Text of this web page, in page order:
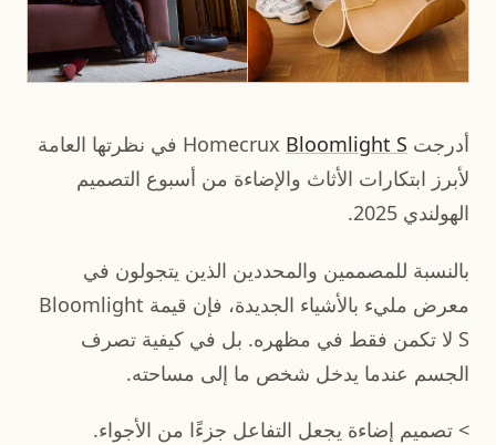
أدرجت Homecrux Bloomlight S
في نظرتها العامة
لأبرز ابتكارات الأثاث والإضاءة من أسبوع التصميم
الهولندي 2025.
بالنسبة للمصممين والمحددين الذين يتجولون في
معرض مليء بالأشياء الجديدة، فإن قيمة Bloomlight
S لا تكمن فقط في مظهره. بل في كيفية تصرف
الجسم عندما يدخل شخص ما إلى مساحته.
> تصميم إضاءة يجعل التفاعل جزءًا من الأجواء.